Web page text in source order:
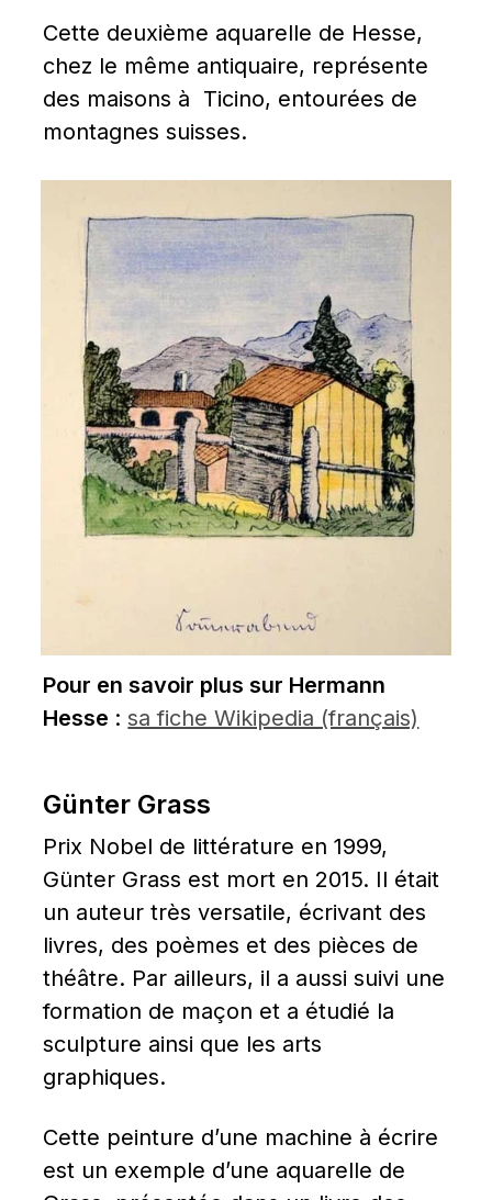
Cette deuxième aquarelle de Hesse,
chez le même antiquaire, représente
des maisons à  Ticino, entourées de
montagnes suisses.
Pour en savoir plus sur Hermann
Hesse : sa fiche Wikipedia (français)
Günter Grass
Prix Nobel de littérature en 1999,
Günter Grass est mort en 2015. Il était
un auteur très versatile, écrivant des
livres, des poèmes et des pièces de
théâtre. Par ailleurs, il a aussi suivi une
formation de maçon et a étudié la
sculpture ainsi que les arts
graphiques.
Cette peinture d’une machine à écrire
est un exemple d’une aquarelle de